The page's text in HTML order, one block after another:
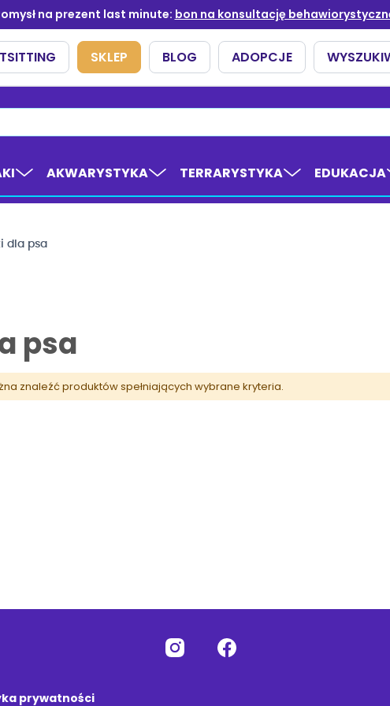
AKWARYSTYKA TERRARYSTYKA EDUKACJA
dla psa
psa
znaleźć produktów spełniających wybrane kryteria.
prywatności